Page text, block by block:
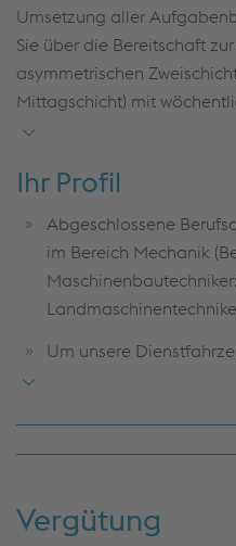
Umsetzung aller
Sie über die Bereitschaft
asymmetrischen
Mittagschicht) mit
Ihr Profil
Abgeschlossene
im Bereich Mechanik
Um unsere
Kran- und
Aufgrund der
körperlich fit und
Vergütung